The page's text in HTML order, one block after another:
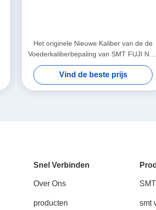
Het originele Nieuwe Kaliber van de de
Voederkaliberbepaling van SMT FUJI NXT
voor Pneumatisch in Voorraad
L500*W350*H550
Vind de beste prijs
Snel Verbinden
Over Ons
producten smt